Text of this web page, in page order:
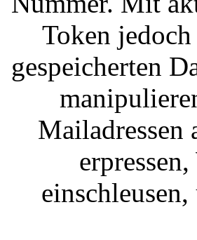
Token
gespeicherten
Mailadressen